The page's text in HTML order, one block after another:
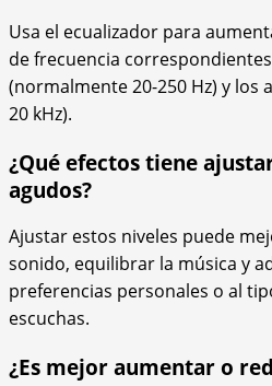
Usa el ecualizador para
de frecuencia
(normalmente 20-250 Hz) y los
20 kHz).
¿Qué efectos tiene
agudos?
Ajustar estos niveles puede
sonido, equilibrar la música y
preferencias personales o al
escuchas.
¿Es mejor aumentar o